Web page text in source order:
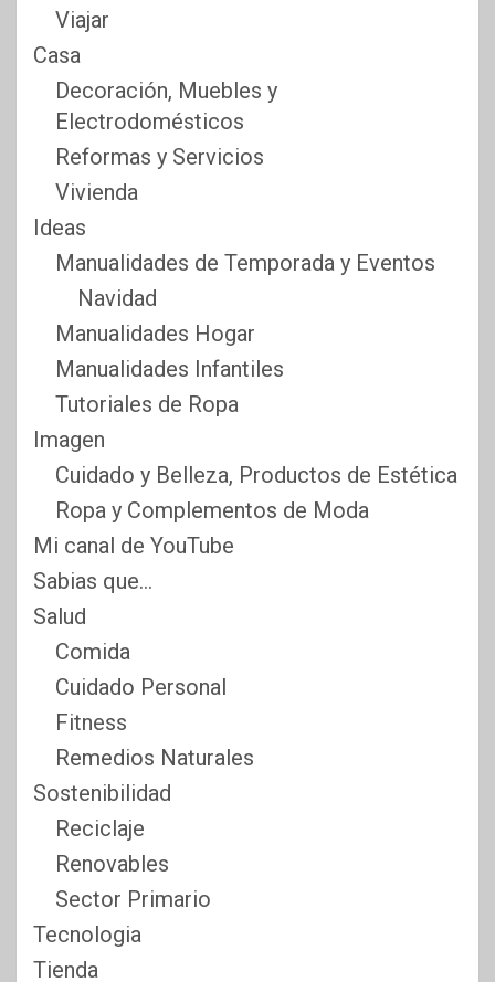
Viajar
Casa
Decoración, Muebles y
Electrodomésticos
Reformas y Servicios
Vivienda
Ideas
Manualidades de Temporada y Eventos
Navidad
Manualidades Hogar
Manualidades Infantiles
Tutoriales de Ropa
Imagen
Cuidado y Belleza, Productos de Estética
Ropa y Complementos de Moda
Mi canal de YouTube
Sabias que…
Salud
Comida
Cuidado Personal
Fitness
Remedios Naturales
Sostenibilidad
Reciclaje
Renovables
Sector Primario
Tecnologia
Tienda